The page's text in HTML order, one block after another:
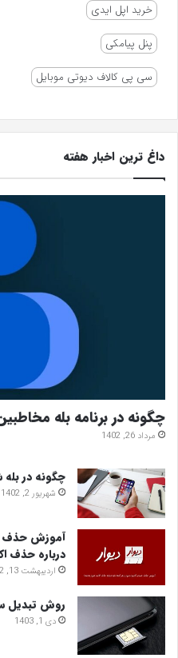
خرید اپل ایدی
پنل پیامکی
سی پی کالاف دیوتی موبایل
داغ ترین اخبار هفته
چگونه در برنامه بله
مرداد 26, 1402
چگونه در
شهریور 2, 1402
آموزش حذف
درباره حذف
اردیبهشت 13, 1402
روش تبدیل
دی 1, 1403